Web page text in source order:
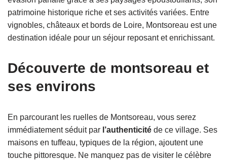
patrimoine historique riche et ses activités variées. Entre
vignobles, châteaux et bords de Loire, Montsoreau est une
destination idéale pour un séjour reposant et enrichissant.
Découverte de montsoreau et
ses environs
En parcourant les ruelles de Montsoreau, vous serez
immédiatement séduit par l’authenticité de ce village. Ses
maisons en tuffeau, typiques de la région, ajoutent une
touche pittoresque. Ne manquez pas de visiter le célèbre